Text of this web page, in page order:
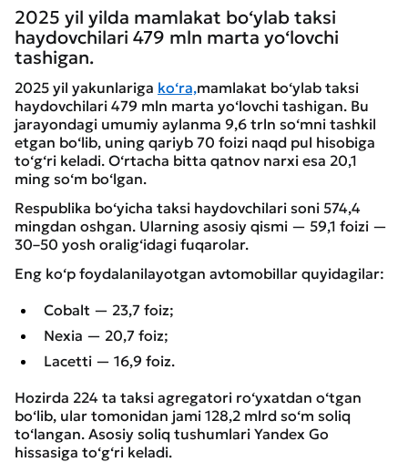
2025 yil yilda mamlakat bo‘ylab taksi
haydovchilari 479 mln marta yo‘lovchi
tashigan.
2025 yil yakunlariga ko‘ra,mamlakat bo‘ylab taksi
haydovchilari 479 mln marta yo‘lovchi tashigan. Bu
jarayondagi umumiy aylanma 9,6 trln so‘mni tashkil
etgan bo‘lib, uning qariyb 70 foizi naqd pul hisobiga
to‘g‘ri keladi. O‘rtacha bitta qatnov narxi esa 20,1
ming so‘m bo‘lgan.
Respublika bo‘yicha taksi haydovchilari soni 574,4
mingdan oshgan. Ularning asosiy qismi — 59,1 foizi —
30–50 yosh oralig‘idagi fuqarolar.
Eng ko‘p foydalanilayotgan avtomobillar quyidagilar:
Cobalt — 23,7 foiz;
Nexia — 20,7 foiz;
Lacetti — 16,9 foiz.
Hozirda 224 ta taksi agregatori ro‘yxatdan o‘tgan
bo‘lib, ular tomonidan jami 128,2 mlrd so‘m soliq
to‘langan. Asosiy soliq tushumlari Yandex Go
hissasiga to‘g‘ri keladi.